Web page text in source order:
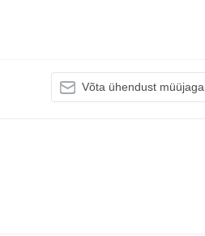
Võta ühendust müüjaga